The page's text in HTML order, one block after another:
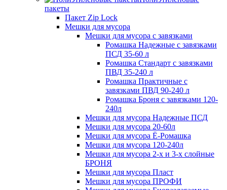
пакеты
Пакет Zip Lock
Мешки для мусора
Мешки для мусора с завязками
Ромашка Надежные с завязками
ПСД 35-60 л
Ромашка Стандарт с завязками
ПВД 35-240 л
Ромашка Практичные с
завязками ПВД 90-240 л
Ромашка Броня с завязками 120-
240л
Мешки для мусора Надежные ПСД
Мешки для мусора 20-60л
Мешки для мусора Ё-Ромашка
Мешки для мусора 120-240л
Мешки для мусора 2-х и 3-х слойные
БРОНЯ
Мешки для мусора Пласт
Мешки для мусора ПРОФИ